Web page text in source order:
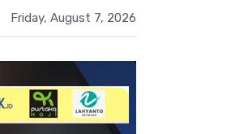
Stabilitas Rupiah Jadi Prioritas
Friday, August 7, 2026